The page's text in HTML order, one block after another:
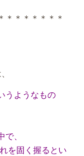
＊＊＊＊＊＊＊
うようなもの
、
を固く握るとい